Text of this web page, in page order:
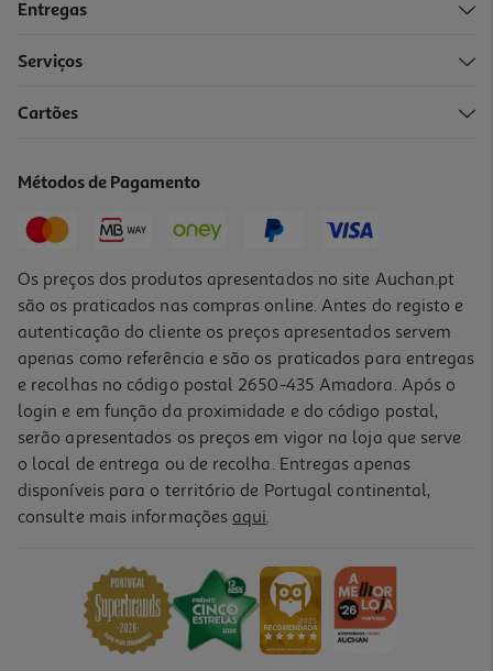
Creme Bioderma Sebium Hydra 40ml
21,50 €
Entregas
Serviços
Cartões
Métodos de Pagamento
Os preços dos produtos apresentados no site Auchan.pt
são os praticados nas compras online. Antes do registo e
autenticação do cliente os preços apresentados servem
apenas como referência e são os praticados para entregas
e recolhas no código postal 2650-435 Amadora. Após o
login e em função da proximidade e do código postal,
serão apresentados os preços em vigor na loja que serve
o local de entrega ou de recolha. Entregas apenas
disponíveis para o território de Portugal continental,
consulte mais informações aqui.